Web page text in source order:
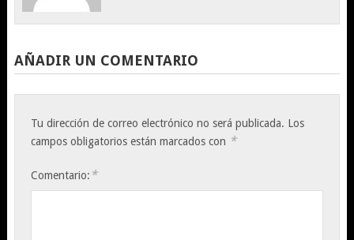
AÑADIR UN COMENTARIO
Tu dirección de correo electrónico no será publicada. Los
campos obligatorios están marcados con *
Comentario: *